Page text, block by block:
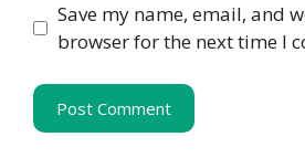
Save my name, email, and
browser for the next time I